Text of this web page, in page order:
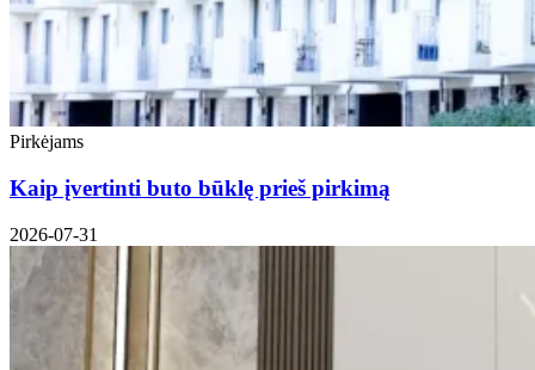
Pirkėjams
Kaip įvertinti buto būklę prieš pirkimą
2026-07-31